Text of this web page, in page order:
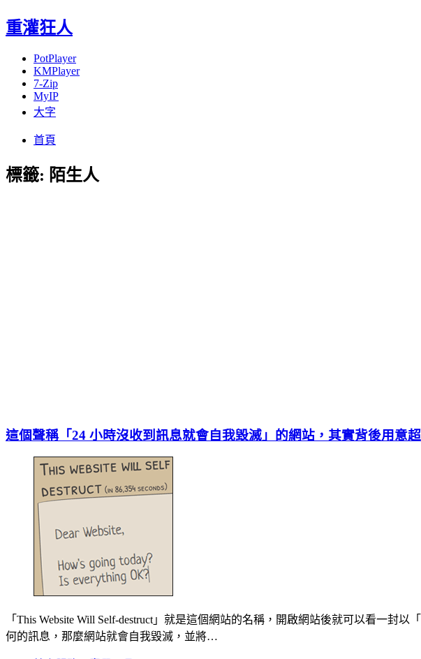
重灌狂人
PotPlayer
KMPlayer
7-Zip
MyIP
大字
首頁
標籤: 陌生人
這個聲稱「24 小時沒收到訊息就會自我毀滅」的網站，其實背後用意超
「This Website Will Self-destruct」就是這個網站的名稱，開啟網站後就可以看一
何的訊息，那麼網站就會自我毀滅，並將…